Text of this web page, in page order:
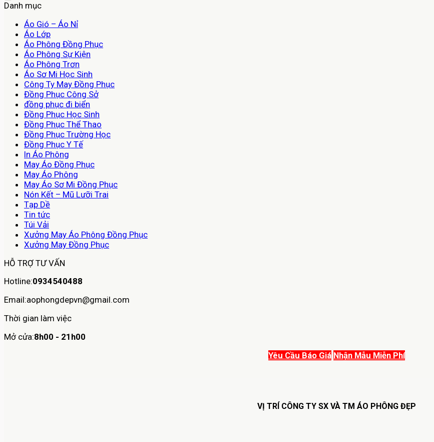
Danh mục
Áo Gió – Áo Nỉ
Áo Lớp
Áo Phông Đồng Phục
Áo Phông Sự Kiện
Áo Phông Trơn
Áo Sơ Mi Học Sinh
Công Ty May Đồng Phục
Đồng Phục Công Sở
đồng phục đi biển
Đồng Phục Học Sinh
Đồng Phục Thể Thao
Đồng Phục Trường Học
Đồng Phục Y Tế
In Áo Phông
May Áo Đồng Phục
May Áo Phông
May Áo Sơ Mi Đồng Phục
Nón Kết – Mũ Lưỡi Trai
Tạp Dề
Tin tức
Túi Vải
Xưởng May Áo Phông Đồng Phục
Xưởng May Đồng Phục
HỖ TRỢ TƯ VẤN
Hotline:0934540488
Email:aophongdepvn@gmail.com
Thời gian làm việc
Mở cửa:8h00 - 21h00
Yêu Cầu Báo Giá Nhận Mẫu Miễn Phí
VỊ TRÍ CÔNG TY SX VÀ TM ÁO PHÔNG ĐẸP